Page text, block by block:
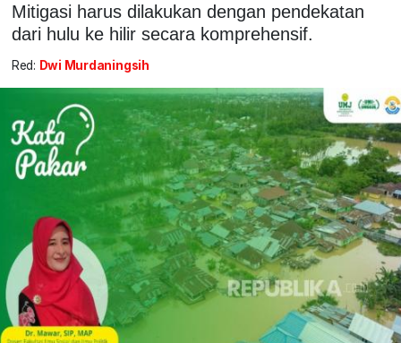
Mitigasi harus dilakukan dengan pendekatan
dari hulu ke hilir secara komprehensif.
Red: Dwi Murdaningsih